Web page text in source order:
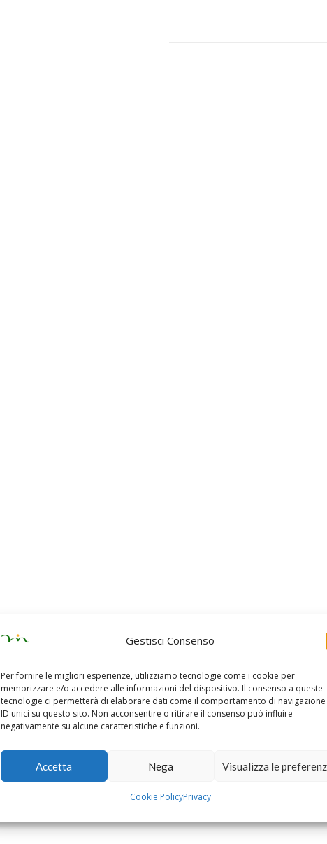
Gestisci Consenso
Per fornire le migliori esperienze, utilizziamo tecnologie come i cookie per
memorizzare e/o accedere alle informazioni del dispositivo. Il consenso a queste
tecnologie ci permetterà di elaborare dati come il comportamento di
ID unici su questo sito. Non acconsentire o ritirare il consenso può influire
negativamente su alcune caratteristiche e funzioni.
Accetta Nega Visualizza le
Cookie PolicyPrivacy